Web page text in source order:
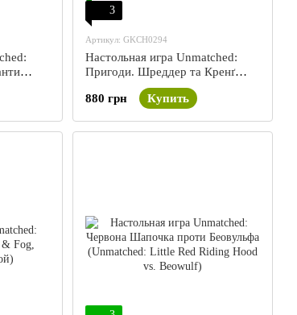
3
Артикул: GKCH0294
Настольная игра Unmatched:
Пригоди. Шреддер та Кренґ
(Unmatched Adventures: TMNT –
Shredder and Krang)
880 грн Купить